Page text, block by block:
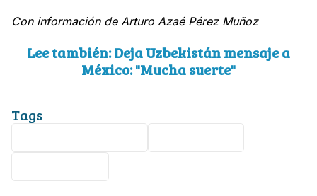
Con información de Arturo Azaé Pérez Muñoz
Lee también: Deja Uzbekistán mensaje a
México: "Mucha suerte"
Tags